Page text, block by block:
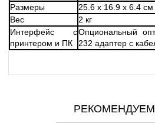
Размеры
25.6 x 16.9 x 6.4 см
Вес
2 кг
Интерфейс с
принтером и ПК
Опциональный
232 адаптер с